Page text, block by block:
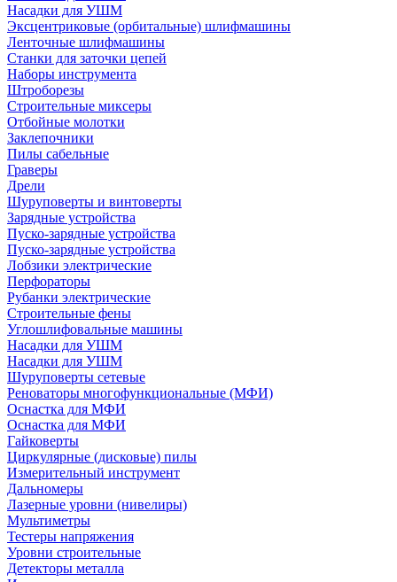
Насадки для УШМ
Эксцентриковые (орбитальные) шлифмашины
Ленточные шлифмашины
Станки для заточки цепей
Наборы инструмента
Штроборезы
Строительные миксеры
Отбойные молотки
Заклепочники
Пилы сабельные
Граверы
Дрели
Шуруповерты и винтоверты
Зарядные устройства
Пуско-зарядные устройства
Пуско-зарядные устройства
Лобзики электрические
Перфораторы
Рубанки электрические
Строительные фены
Углошлифовальные машины
Насадки для УШМ
Насадки для УШМ
Шуруповерты сетевые
Реноваторы многофункциональные (МФИ)
Оснастка для МФИ
Оснастка для МФИ
Гайковерты
Циркулярные (дисковые) пилы
Измерительный инструмент
Дальномеры
Лазерные уровни (нивелиры)
Мультиметры
Тестеры напряжения
Уровни строительные
Детекторы металла